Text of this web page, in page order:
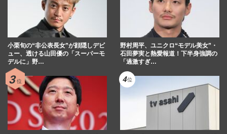
小栗旬の“非公表長女”が顔隠しデビ
ュー、透ける山田優の「スーパーモ
デルに」野…
野村周平、ユニクロ“モデル美女”・
石田夢実と熱愛報道！下半身強調の
「過激すぎ…